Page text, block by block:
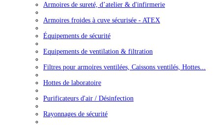
Armoires de sureté, d’atelier & d'infirmerie
Armoires froides à cuve sécurisée - ATEX
Équipements de sécurité
Equipements de ventilation & filtration
Filtres pour armoires ventilées, Caissons ventilés, Hottes...
Hottes de laboratoire
Purificateurs d'air / Désinfection
Rayonnages de sécurité